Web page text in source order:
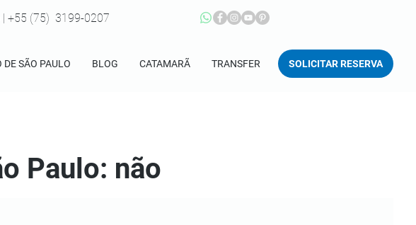
DE SÃO PAULO BLOG CATAMARÃ TRANSFER SOLICITAR RESERVA
| +55 (75) 3199-0207
Paulo: não